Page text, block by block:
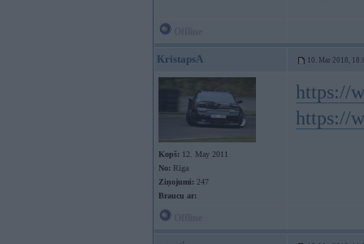
KristapsA 10. Mar 2018,
Kopš: 12. May 2011
No: Rīga
Ziņojumi: 247
Braucu ar:
https://
https://